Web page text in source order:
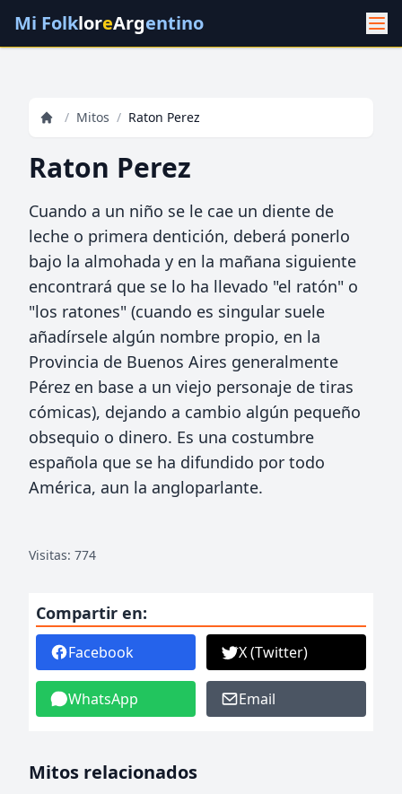
Mi FolkloreArgentino
/ Mitos / Raton Perez
Raton Perez
Cuando a un niño se le cae un diente de
leche o primera dentición, deberá ponerlo
bajo la almohada y en la mañana siguiente
encontrará que se lo ha llevado "el ratón" o
"los ratones" (cuando es singular suele
añadírsele algún nombre propio, en la
Provincia de Buenos Aires generalmente
Pérez en base a un viejo personaje de tiras
cómicas), dejando a cambio algún pequeño
obsequio o dinero. Es una costumbre
española que se ha difundido por todo
América, aun la angloparlante.
Visitas: 774
Compartir en:
Facebook X (Twitter)
WhatsApp Email
Mitos relacionados